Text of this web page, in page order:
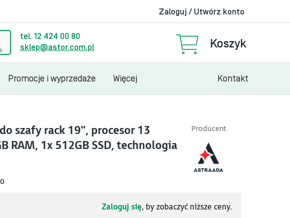
Zaloguj / Utwórz konto
tel. 12 424 00 80
sklep@astor.com.pl
Koszyk
Promocje i wyprzedaże Więcej Kontakt
Producent
szafy rack 19", procesor 13
RAM, 1x 512GB SSD, technologia
Zaloguj się, by zobaczyć niższe ceny.